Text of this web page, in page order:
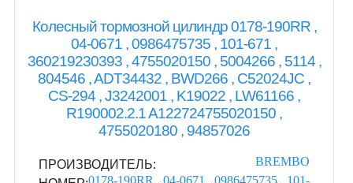
Колесный тормозной цилиндр 0178-190RR ,
04-0671 , 0986475735 , 101-671 ,
360219230393 , 4755020150 , 5004266 , 5114 ,
804546 , ADT34432 , BWD266 , C52024JC ,
CS-294 , J3242001 , K19022 , LW61166 ,
R190002.2.1 A122724755020150 ,
4755020180 , 94857026
ПРОИЗВОДИТЕЛЬ:
BREMBO